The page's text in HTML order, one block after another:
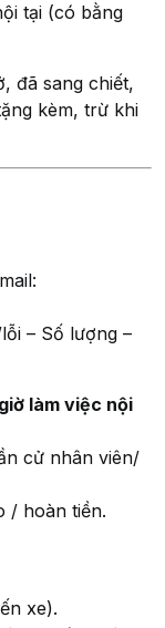
tại (có bằng
đã sang chiết,
kèm, trừ khi
– Số lượng –
làm việc nội
cử nhân viên/
/ hoàn tiền.
xe).